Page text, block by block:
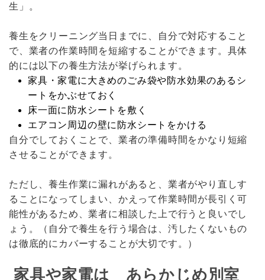
生」。
養生をクリーニング当日までに、自分で対応すること
で、業者の作業時間を短縮することができます。具体
的には以下の養生方法が挙げられます。
家具・家電に大きめのごみ袋や防水効果のあるシ
ートをかぶせておく
床一面に防水シートを敷く
エアコン周辺の壁に防水シートをかける
自分でしておくことで、業者の準備時間をかなり短縮
させることができます。
ただし、養生作業に漏れがあると、業者がやり直しす
ることになってしまい、かえって作業時間が長引く可
能性があるため、業者に相談した上で行うと良いでし
ょう。（自分で養生を行う場合は、汚したくないもの
は徹底的にカバーすることが大切です。）
家具や家電は あらかじめ別室